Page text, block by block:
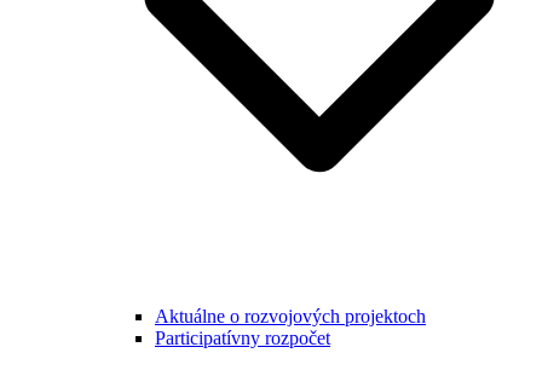
Aktuálne o rozvojových projektoch
Participatívny rozpočet